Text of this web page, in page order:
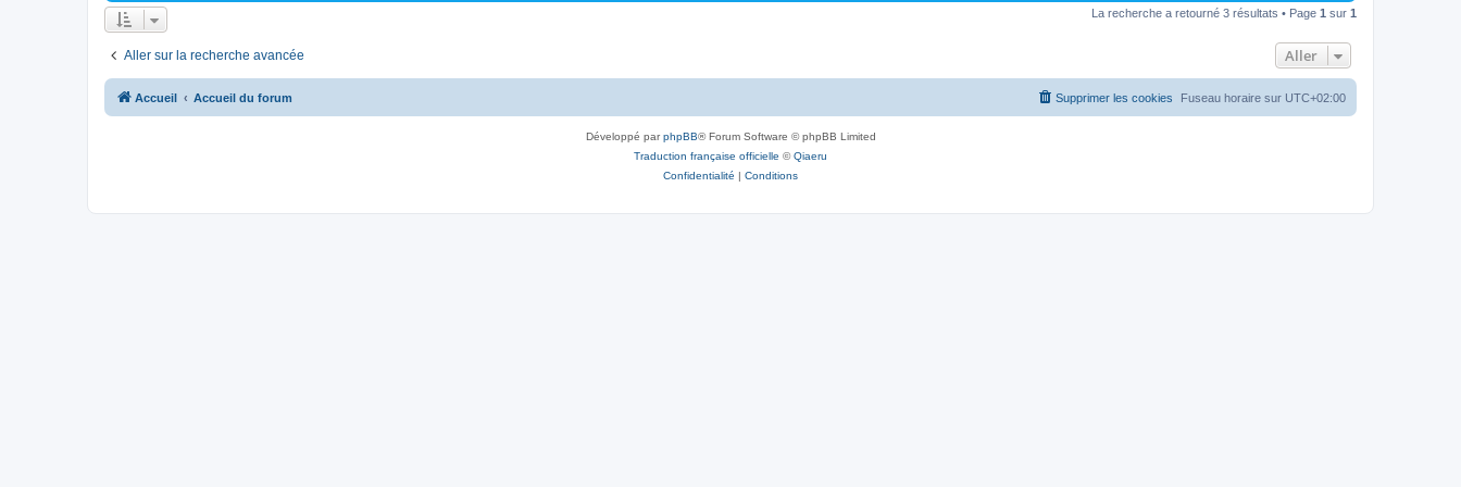
s
sm
g
s
n
s
s
La recherche a retourné 3 résultats • Page 1 sur 1
Aller sur la recherche avancée Aller
Accueil Accueil du forum Fuseau horaire sur UTC+02:00
Supprimer les cookies
Développé parphpBB® Forum Software © phpBB Limited
Traduction française officielle ©Qiaeru
Confidentialité | Conditions